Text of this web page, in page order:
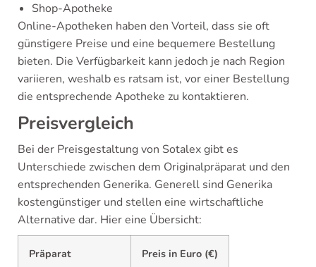
Shop-Apotheke
Online-Apotheken haben den Vorteil, dass sie oft
günstigere Preise und eine bequemere Bestellung
bieten. Die Verfügbarkeit kann jedoch je nach Region
variieren, weshalb es ratsam ist, vor einer Bestellung
die entsprechende Apotheke zu kontaktieren.
Preisvergleich
Bei der Preisgestaltung von Sotalex gibt es
Unterschiede zwischen dem Originalpräparat und den
entsprechenden Generika. Generell sind Generika
kostengünstiger und stellen eine wirtschaftliche
Alternative dar. Hier eine Übersicht:
Präparat Preis in Euro (€)